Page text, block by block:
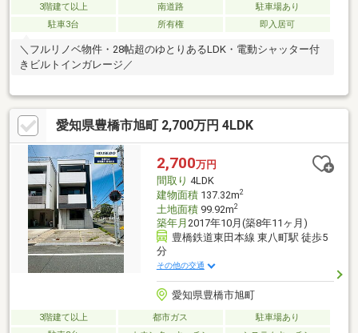
3階建て以上 南道路
駐車場あり
駐車3台
所有権 即入居可
＼フルリノベ物件・28帖超のゆとりあるLDK・電動シャッター付
きビルトインガレージ／
愛知県豊橋市旭町 2,700万円 4LDK
2,700万円
間取り 4LDK
建物面積137.32m2
土地面積99.92m2
築年月 2017年10月(築8年11ヶ月)
豊橋鉄道東田本線 東八町駅 徒歩5
分
その他の交通
愛知県豊橋市旭町
3階建て以上 都市ガス
駐車場あり